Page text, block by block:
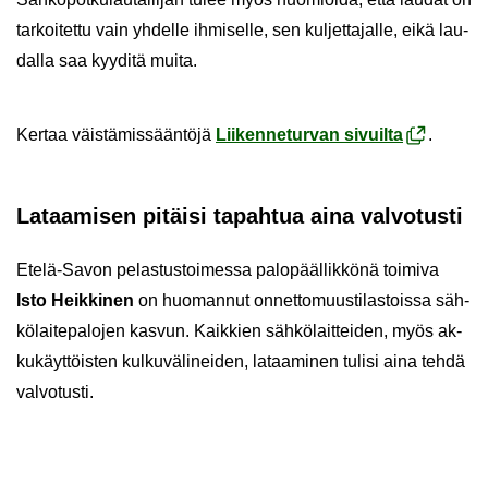
tar­koi­tet­tu vain yh­del­le ih­mi­sel­le, sen kul­jet­ta­jal­le, eikä lau­
dal­la saa kyy­di­tä muita.
Ker­taa väis­tä­mis­sään­tö­jä Lii­ken­ne­tur­van si­vuil­ta .
La­taa­mi­sen pi­täi­si ta­pah­tua aina val­vo­tus­ti
Etelä-​Savon pe­las­tus­toi­mes­sa pa­lo­pääl­lik­kö­nä toi­mi­va
Isto Heik­ki­nen on huo­man­nut on­net­to­muus­ti­las­tois­sa säh­
kö­lai­te­pa­lo­jen kas­vun. Kaik­kien säh­kö­lait­tei­den, myös ak­
ku­käyt­töis­ten kul­ku­vä­li­nei­den, la­taa­mi­nen tu­li­si aina tehdä
val­vo­tus­ti.